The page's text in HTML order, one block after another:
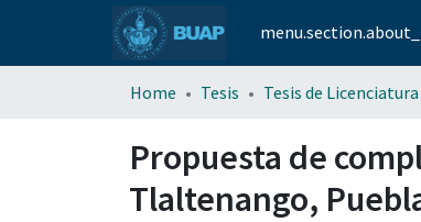
Home Tesis Tesis de Licenciatura
Propuesta de
Tlaltenango,